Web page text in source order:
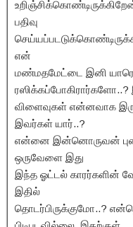
பதிவு
என்
மண்மதமேட்டை இனி
விளைவுகள் என்னவாக
இவர்கள் யார்..?
என்னை இன்னொருவன்
ஒருவேளை இது
இந்த ஓட்டல் காரர்களின்
இதில்
தொடர்பிருக்குமோ..?